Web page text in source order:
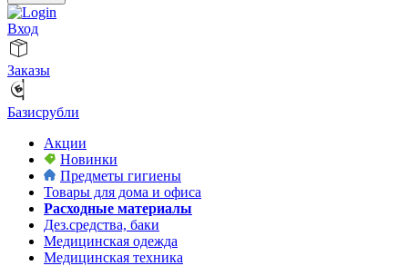
Вход
Заказы
Базисрубли
Акции
Новинки
Предметы гигиены
Товары для дома и офиса
Расходные материалы
Дез.средства, баки
Медицинская одежда
Медицинская техника